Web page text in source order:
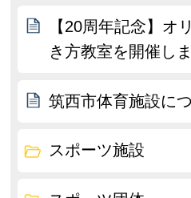
【20周年記念】オ
き方教室を開催し
筑西市体育施設に
スポーツ施設